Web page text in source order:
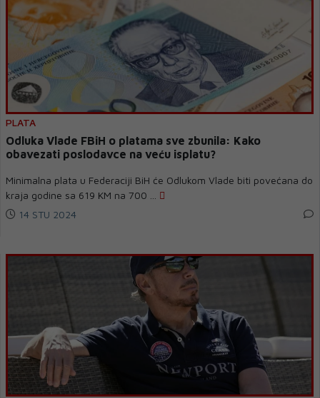
PLATA
Odluka Vlade FBiH o platama sve zbunila: Kako
obavezati poslodavce na veću isplatu?
Minimalna plata u Federaciji BiH će Odlukom Vlade biti povećana do
kraja godine sa 619 KM na 700 ...
14 STU 2024